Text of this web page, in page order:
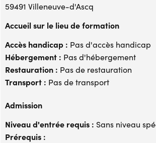
59491 Villeneuve-d'Ascq
Accueil sur le lieu de formation
Accès handicap : Pas d'accès handicap
Hébergement : Pas d'hébergement
Restauration : Pas de restauration
Transport : Pas de transport
Admission
Niveau d'entrée requis : Sans niveau
Prérequis :